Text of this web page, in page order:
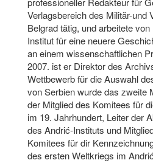
Verlagsbereich des Militär-und
Belgrad tätig, und arbeitete
Institut für eine neuere
an einem wissenschaftlichen
2007. ist er Direktor des
Wettbewerb für die Auswahl
von Serbien wurde das zweite
der Mitglied des Komitees für
im 19. Jahrhundert, Leiter der
des Andrić-Instituts und
Komitees für dir
des ersten Weltkriegs im